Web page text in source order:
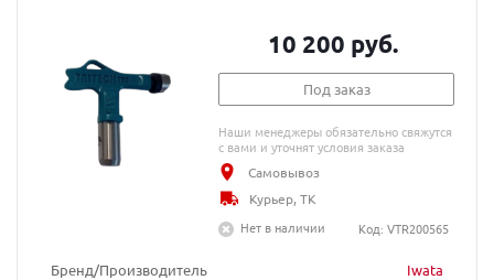
Бренд/Производитель Iwata
10 200 руб.
Под заказ
Наши менеджеры обязательно свяжутся
с вами и уточнят условия заказа
Самовывоз
Курьер, ТК
Нет в наличии
Код: VTR200565